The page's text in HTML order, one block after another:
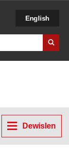
English
Dewislen